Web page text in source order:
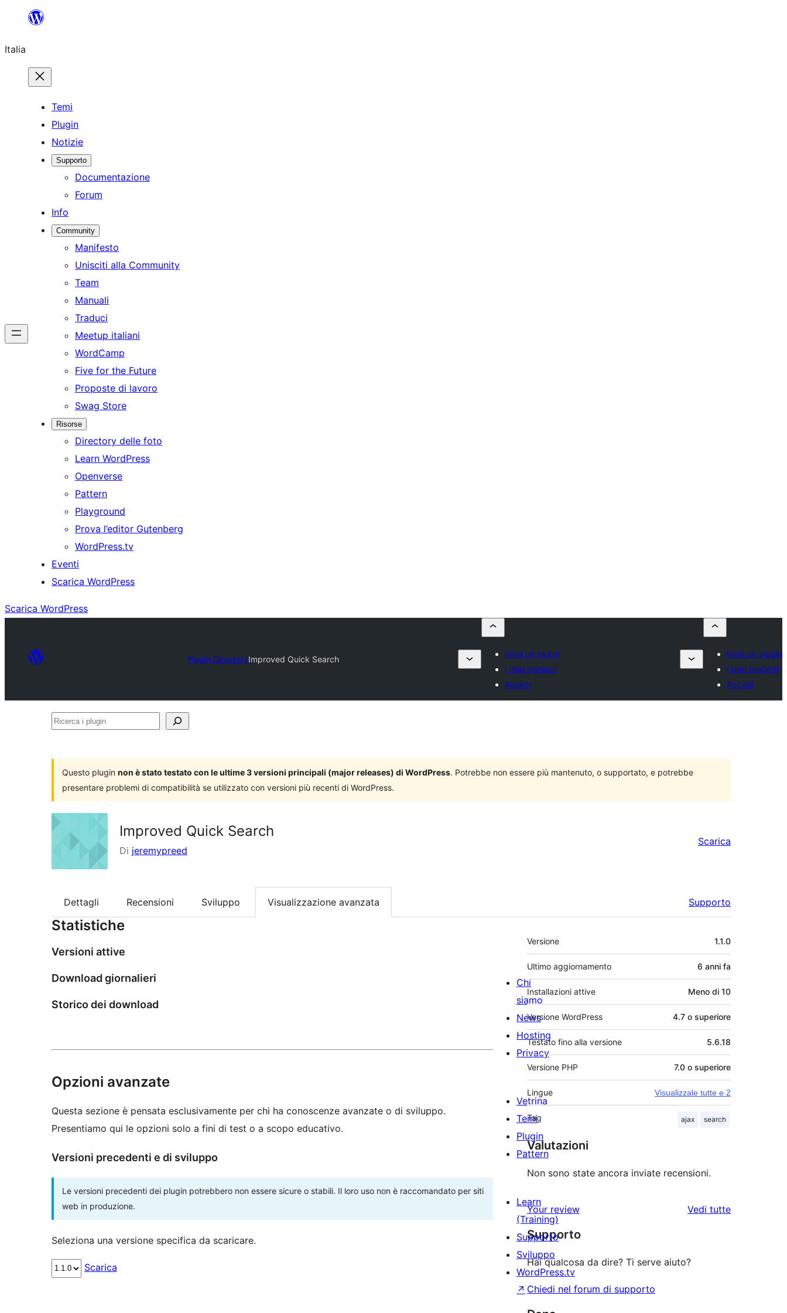
contenuto
Italia
Temi
Plugin
Notizie
Supporto
Documentazione
Forum
Info
Community
Manifesto
Unisciti alla Community
Team
Manuali
Traduci
Meetup italiani
WordCamp
Five for the Future
Proposte di lavoro
Swag Store
Risorse
Directory delle foto
Learn WordPress
Openverse
Pattern
Playground
Prova l’editor Gutenberg
WordPress.tv
Eventi
Scarica WordPress
Scarica WordPress
Plugin DirectoryImproved Quick Search
Invia un plugin
I miei preferiti
Accedi
Invia un plugin
I miei preferiti
Accedi
Ricerca
Questo plugin non è stato testato con le ultime 3 versioni principali (major releases) di WordPress. Potrebbe non essere più mantenuto, o supportato, e potrebbe
presentare problemi di compatibilità se utilizzato con versioni più recenti di WordPress.
Improved Quick Search
Di jeremypreed
Scarica
Dettagli Recensioni Sviluppo Visualizzazione avanzata Supporto
Statistiche
Versioni attive
Download giornalieri
Storico dei download
Opzioni avanzate
Questa sezione è pensata esclusivamente per chi ha conoscenze avanzate o di sviluppo.
Presentiamo qui le opzioni solo a fini di test o a scopo educativo.
Versioni precedenti e di sviluppo
Le versioni precedenti dei plugin potrebbero non essere sicure o stabili. Il loro uso non è raccomandato per siti
web in produzione.
Seleziona una versione specifica da scaricare.
Scarica
Meta
Versione 1.1.0
Ultimo aggiornamento 6 anni fa
Installazioni attive Meno di 10
Versione WordPress 4.7 o superiore
Testato fino alla versione 5.6.18
Versione PHP 7.0 o superiore
Lingue Visualizzale tutte e 2
Tag ajax search
Valutazioni
Non sono state ancora inviate recensioni.
Your review Vedi tuttele
Supporto
Hai qualcosa da dire? Ti serve aiuto?
Chiedi nel forum di supporto
Chi
siamo
News
Hosting
Privacy
Vetrina
Temi
Plugin
Pattern
Learn
(Training)
Supporto
Sviluppo
WordPress.tv
↗